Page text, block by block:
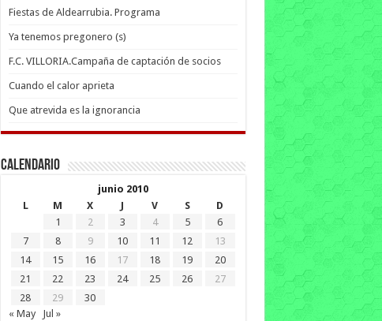
Fiestas de Aldearrubia. Programa
Ya tenemos pregonero (s)
F.C. VILLORIA.Campaña de captación de socios
Cuando el calor aprieta
Que atrevida es la ignorancia
Calendario
junio 2010
L
M X J V S
D
1
2 3 4 5
6
7
8 9 10 11 12
13
14
15 16 17 18 19
20
21
22 23 24 25 26
27
28
29
30
« May
Jul »